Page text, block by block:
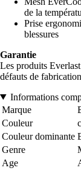
de la
Prise
blessures
Garantie
Les produits
défauts de
Informations
Marque
Couleur
Couleur dominante
Genre
Age